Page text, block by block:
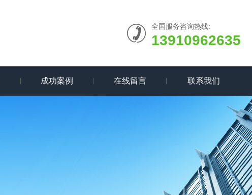
全国服务咨询热线:
13910962635
成功案例 在线留言 联系我们